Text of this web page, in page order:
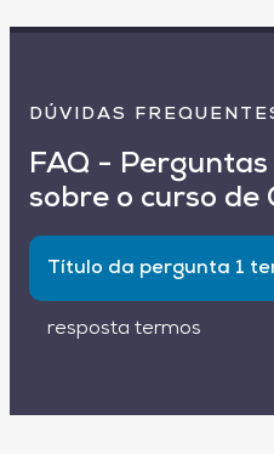
DÚVIDAS
FAQ -
sobre o curso de
Título da pergunta 1
resposta termos